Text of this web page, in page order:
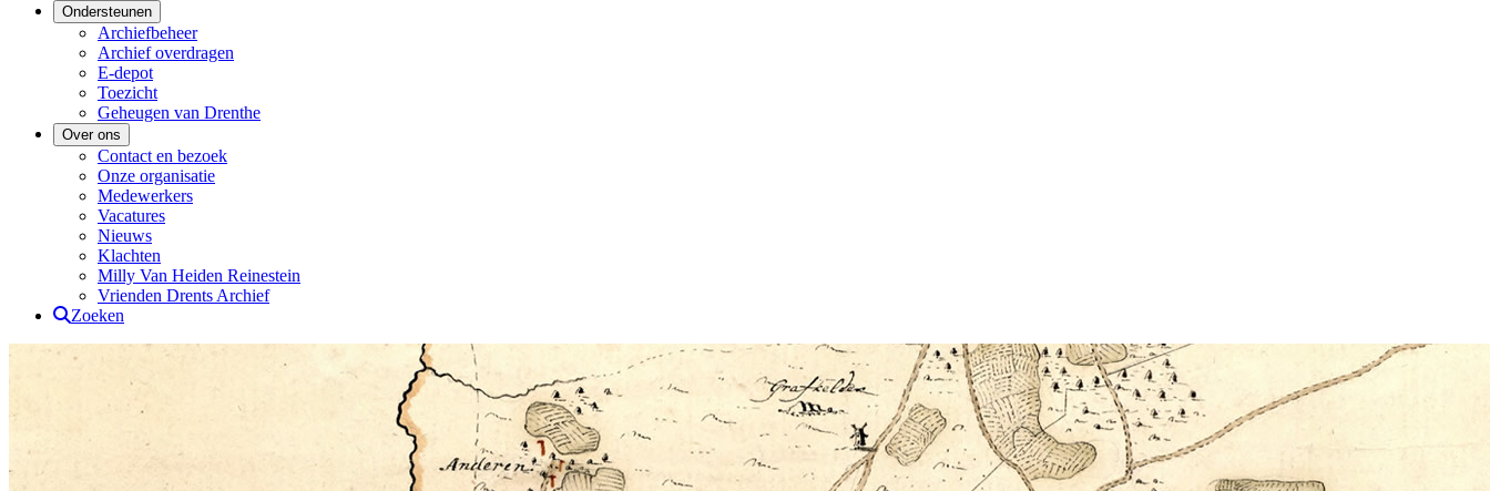
Ondersteunen
Archiefbeheer
Archief overdragen
E-depot
Toezicht
Geheugen van Drenthe
Over ons
Contact en bezoek
Onze organisatie
Medewerkers
Vacatures
Nieuws
Klachten
Milly Van Heiden Reinestein
Vrienden Drents Archief
Zoeken
Drents Archief